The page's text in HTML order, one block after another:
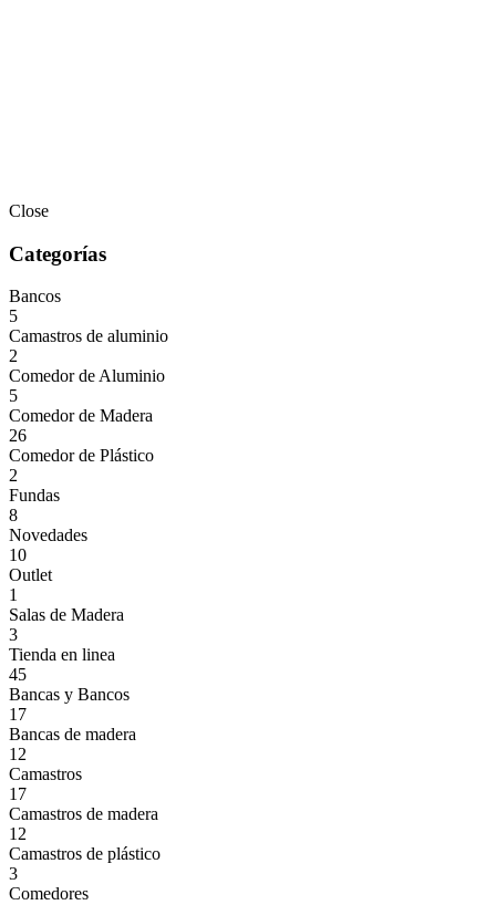
Close
Categorías
Bancos
5
Camastros de aluminio
2
Comedor de Aluminio
5
Comedor de Madera
26
Comedor de Plástico
2
Fundas
8
Novedades
10
Outlet
1
Salas de Madera
3
Tienda en linea
45
Bancas y Bancos
17
Bancas de madera
12
Camastros
17
Camastros de madera
12
Camastros de plástico
3
Comedores